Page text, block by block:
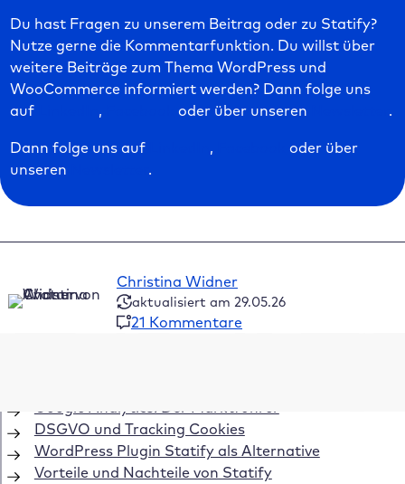
Du hast Fragen zu unserem Beitrag oder zu Statify?
Nutze gerne die Kommentarfunktion. Du willst über
weitere Beiträge zum Thema WordPress und
WooCommerce informiert werden? Dann folge uns
auf
, oder über unseren .
Dann folge uns auf ,
oder über
unseren
.
Christina Widner
aktualisiert am 29.05.26
21 Kommentare
Google Analytics: Der Marktführer
DSGVO und Tracking Cookies
WordPress Plugin Statify als Alternative
Vorteile und Nachteile von Statify